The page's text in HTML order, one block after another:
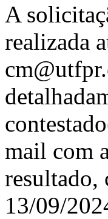
A
realizada
mail com
resultado,
13/09/